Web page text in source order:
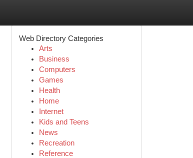
Web Directory Categories
Arts
Business
Computers
Games
Health
Home
Internet
Kids and Teens
News
Recreation
Reference